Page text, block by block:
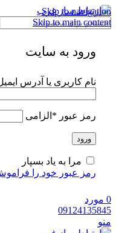
Skip to navigation
Skip to main content
ورود به سایت
نام کاربری یا آدرس
رمز عبور * الزامی
ورود
رمز عبور خود را
مرا به یاد بسپار
0 مورد
09124135845
منو